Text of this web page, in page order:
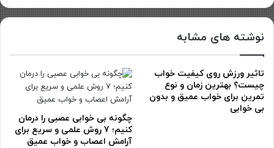
نوشته های مشابه
تاثیر ورزش روی کیفیت خواب
چیست؟ بهترین زمان و نوع
تمرین برای خواب عمیق و بدون
بی خوابی
چگونه بی خوابی عصبی را درمان
کنیم؛ 7 روش علمی و سریع برای
آرامش اعصاب و خواب عمیق